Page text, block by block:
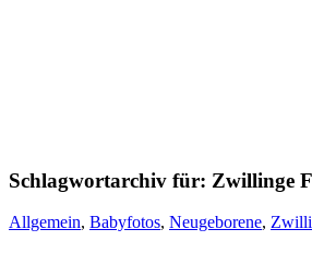
Schlagwortarchiv für: Zwillinge
Allgemein, Babyfotos, Neugeborene,